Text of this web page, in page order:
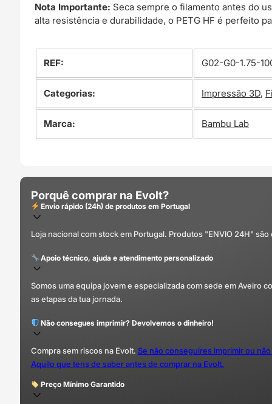
Nota Importante: Seca sempre o filamento antes do
alta resistência e durabilidade, o PETG HF é perfeito
REF: G02-G0-1.75-
Categorias: Impressão 3D,
Marca: Bambu Lab
Porquê comprar na Evolt?
Envio rápido (24h) de produtos em Portugal
Loja nacional com stock em Portugal. Produtos "ENVIO 24H"
Apoio técnico, ajuda e atendimento personalizado
Somos uma equipa jovem e especializada com sede em Aveiro
as etapas da tua jornada.
Não consegues imprimir? Devolvemos o dinheiro!
Compra sem riscos na Evolt. Se não conseguires imprimir ou
Aquilo que tens de saber antes de comprar na Evolt.
Preço Mínimo Garantido